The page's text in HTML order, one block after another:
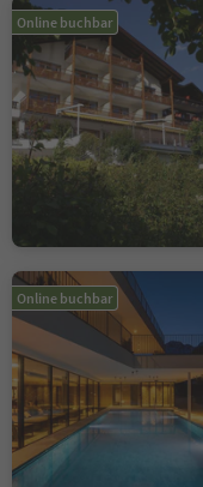
Online buchbar
Online buchbar